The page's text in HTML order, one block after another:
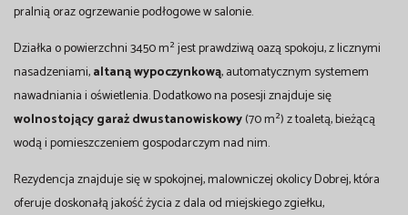
pralnią oraz ogrzewanie podłogowe w salonie.
Działka o powierzchni 3450 m² jest prawdziwą oazą spokoju, z licznymi
nasadzeniami,altaną wypoczynkową, automatycznym systemem
nawadniania i oświetlenia. Dodatkowo na posesji znajduje się
wolnostojący garaż dwustanowiskowy(70 m²) z toaletą, bieżącą
wodą i pomieszczeniem gospodarczym nad nim.
Rezydencja znajduje się w spokojnej, malowniczej okolicy Dobrej, która
oferuje doskonałą jakość życia z dala od miejskiego zgiełku,